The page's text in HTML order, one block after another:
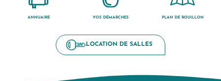
ANNUAIRE VOS DÉMARCHES PLAN DE ROUILLON
LOCATION DE SALLES